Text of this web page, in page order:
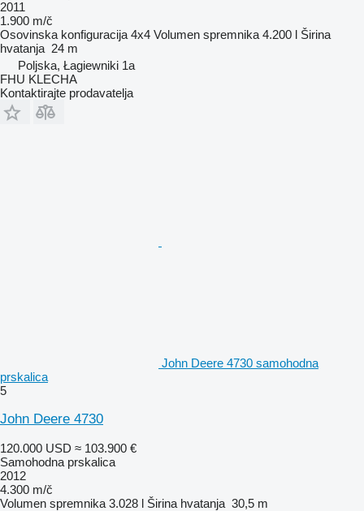
2011
1.900 m/č
Osovinska konfiguracija 4x4 Volumen spremnika 4.200 l Širina
hvatanja 24 m
Poljska, Łagiewniki 1a
FHU KLECHA
Kontaktirajte prodavatelja
John Deere 4730 samohodna
prskalica
5
John Deere 4730
120.000 USD ≈ 103.900 €
Samohodna prskalica
2012
4.300 m/č
Volumen spremnika 3.028 l Širina hvatanja 30,5 m